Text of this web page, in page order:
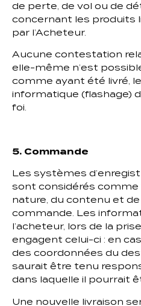
de perte, de vol ou de
concernant les produits
par l’Acheteur.
Aucune contestation
elle-même n’est
comme ayant été livré,
informatique (flashage)
foi.
5. Commande
Les systèmes
sont considérés comme
nature, du contenu et de
commande. Les
l’acheteur, lors de la
engagent celui-ci : en
des coordonnées du
saurait être tenu
dans laquelle il pourrait
Une nouvelle livraison